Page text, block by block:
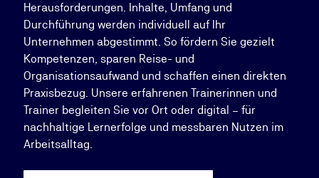
Herausforderungen. Inhalte, Umfang und
Durchführung werden individuell auf Ihr
Unternehmen abgestimmt. So fördern Sie gezielt
Kompetenzen, sparen Reise- und
Organisationsaufwand und schaffen einen direkten
Praxisbezug. Unsere erfahrenen Trainerinnen und
Trainer begleiten Sie vor Ort oder digital – für
nachhaltige Lernerfolge und messbaren Nutzen im
Arbeitsalltag.